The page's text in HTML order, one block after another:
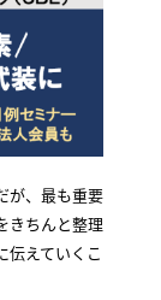
が、最も重要
きちんと整理
伝えていくこ